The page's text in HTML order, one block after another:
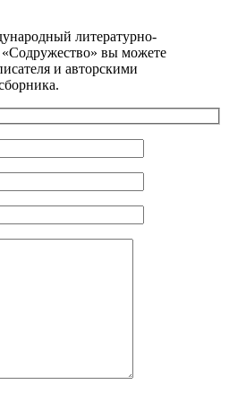
литературно-
вы можете
и авторскими